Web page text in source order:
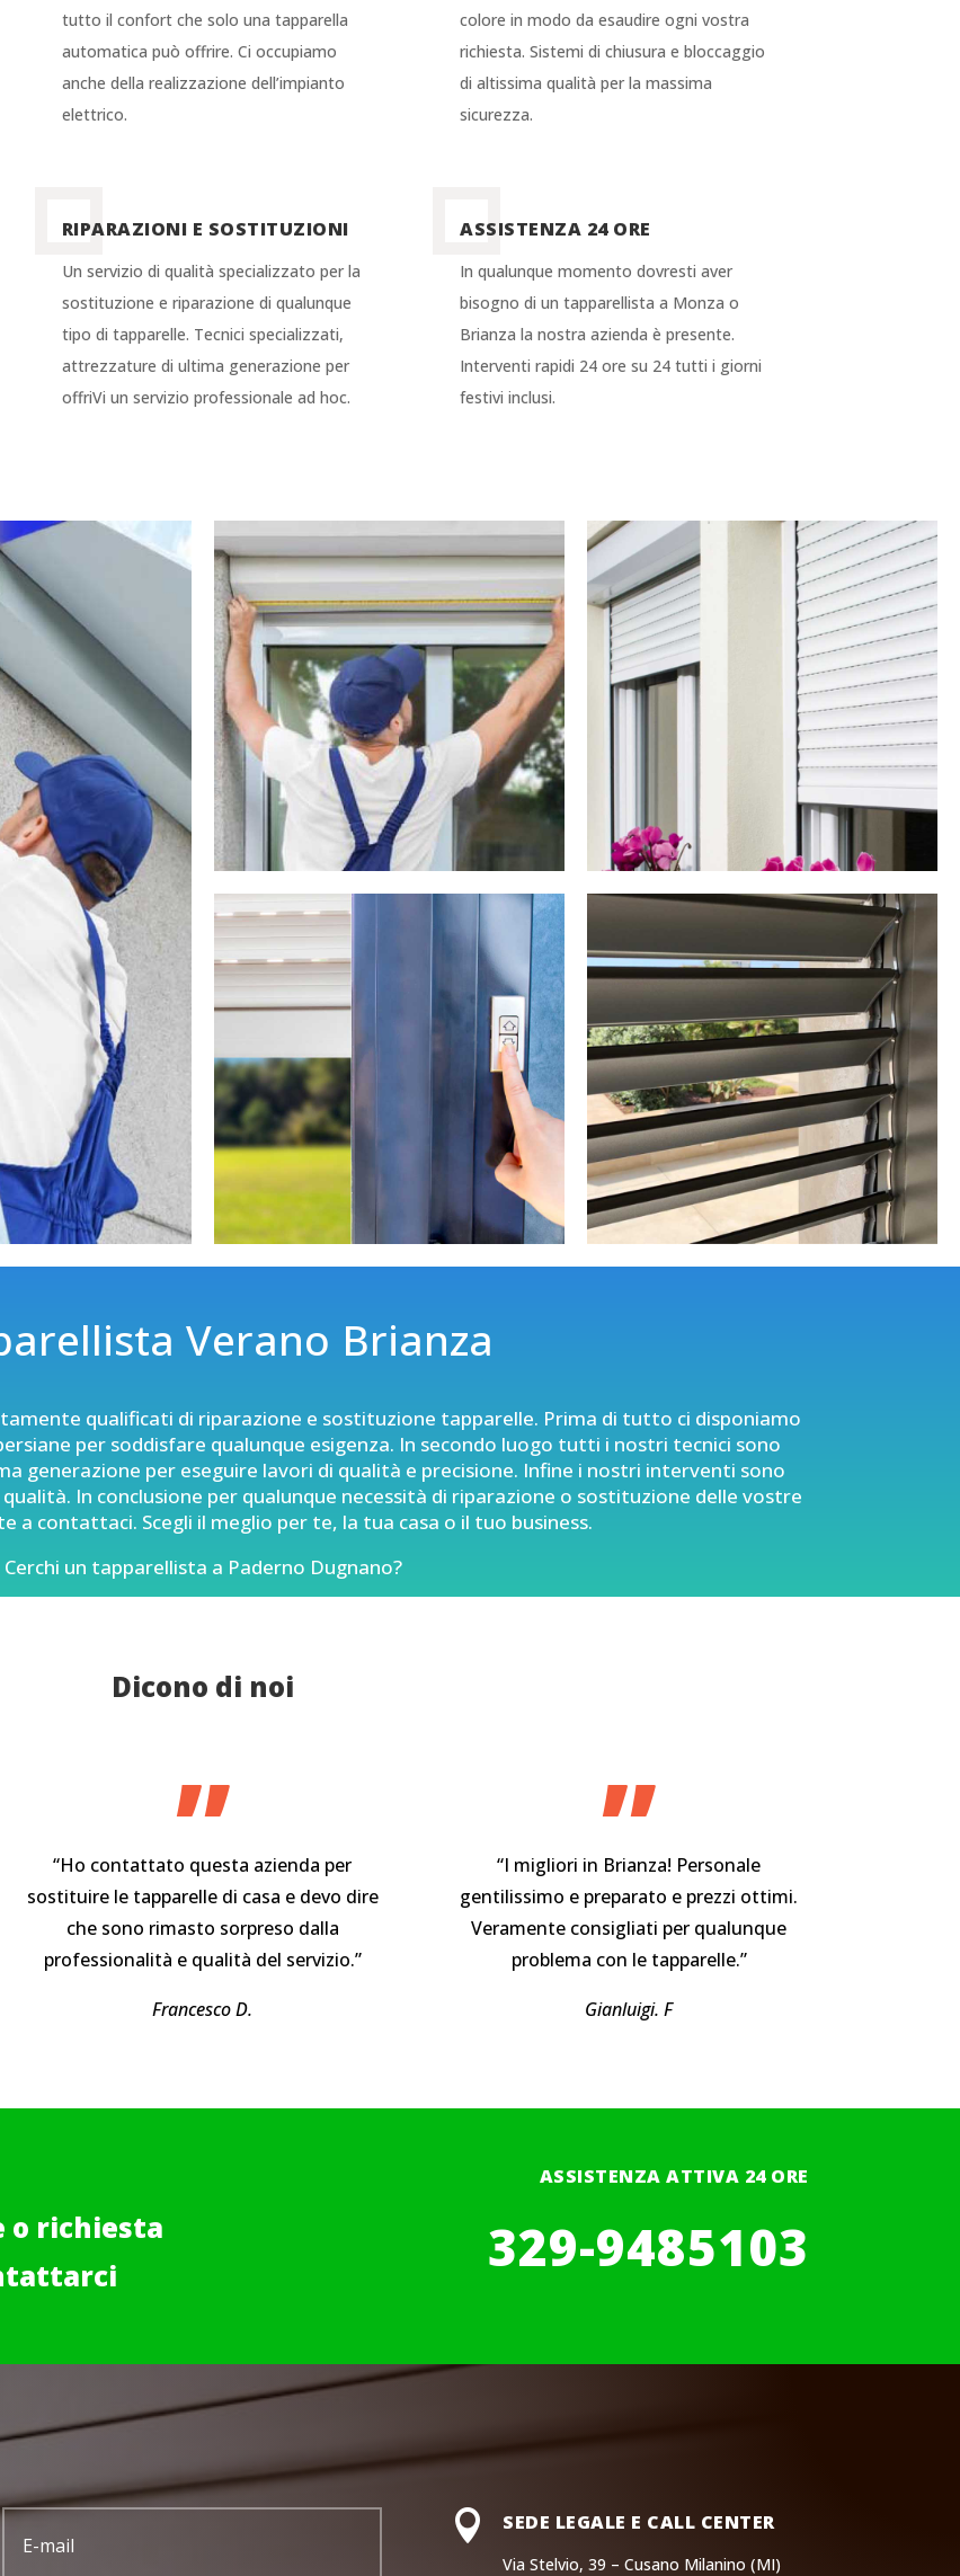
tutto il confort che solo una tapparella
automatica può offrire. Ci occupiamo
anche della realizzazione dell’impianto
elettrico.
colore in modo da esaudire ogni vostra
richiesta. Sistemi di chiusura e bloccaggio
di altissima qualità per la massima
sicurezza.
RIPARAZIONI E SOSTITUZIONI
Un servizio di qualità specializzato per la
sostituzione e riparazione di qualunque
tipo di tapparelle. Tecnici specializzati,
attrezzature di ultima generazione per
offriVi un servizio professionale ad hoc.
ASSISTENZA 24 ORE
In qualunque momento dovresti aver
bisogno di un tapparellista a Monza o
Brianza la nostra azienda è presente.
Interventi rapidi 24 ore su 24 tutti i giorni
festivi inclusi.
Verano Brianza
qualificati di riparazione e sostituzione tapparelle. Prima di tutto ci disponiamo
per soddisfare qualunque esigenza. In secondo luogo tutti i nostri tecnici sono
generazione per eseguire lavori di qualità e precisione. Infine i nostri interventi sono
In conclusione per qualunque necessità di riparazione o sostituzione delle vostre
a contattaci. Scegli il meglio per te, la tua casa o il tuo business.
Cerchi un tapparellista a Paderno Dugnano?
Dicono di noi
”
“Ho contattato questa azienda per
sostituire le tapparelle di casa e devo dire
che sono rimasto sorpreso dalla
professionalità e qualità del servizio.”
Francesco D.
”
“I migliori in Brianza! Personale
gentilissimo e preparato e prezzi ottimi.
Veramente consigliati per qualunque
problema con le tapparelle.”
Gianluigi. F
o richiesta
ASSISTENZA ATTIVA 24 ORE
329-9485103
 SEDE LEGALE E CALL CENTER
Via Stelvio, 39 – Cusano Milanino (MI)